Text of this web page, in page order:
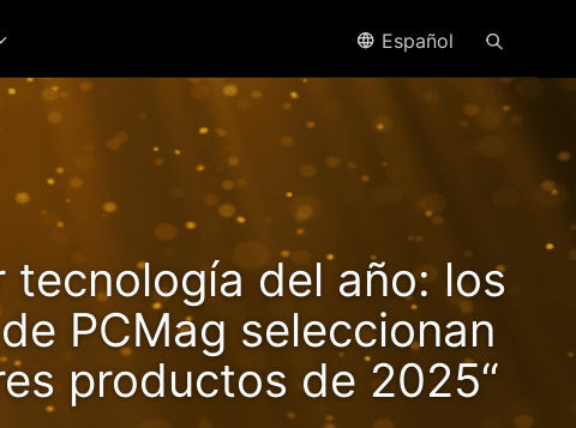
Español
tecnología del año: los
PCMag seleccionan
productos de 2025“
trae